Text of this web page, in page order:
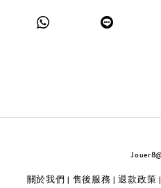
關於我們 | 售後服務 |退款政策 |